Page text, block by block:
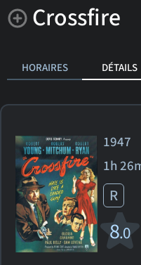
Crossfire
HORAIRES DÉTAILS
1947
1h
R
8.0